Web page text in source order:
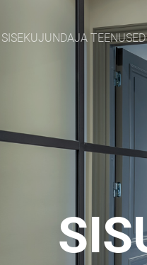
SISEKUJUNDAJA TEENUSED